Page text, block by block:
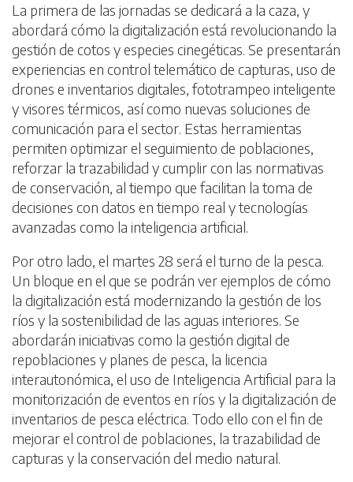
La primera de las jornadas se dedicará a la caza, y
abordará cómo la digitalización está revolucionando la
gestión de cotos y especies cinegéticas. Se presentarán
experiencias en control telemático de capturas, uso de
drones e inventarios digitales, fototrampeo inteligente
y visores térmicos, así como nuevas soluciones de
comunicación para el sector. Estas herramientas
permiten optimizar el seguimiento de poblaciones,
reforzar la trazabilidad y cumplir con las normativas
de conservación, al tiempo que facilitan la toma de
decisiones con datos en tiempo real y tecnologías
avanzadas como la inteligencia artificial.
Por otro lado, el martes 28 será el turno de la pesca.
Un bloque en el que se podrán ver ejemplos de cómo
la digitalización está modernizando la gestión de los
ríos y la sostenibilidad de las aguas interiores. Se
abordarán iniciativas como la gestión digital de
repoblaciones y planes de pesca, la licencia
interautonómica, el uso de Inteligencia Artificial para la
monitorización de eventos en ríos y la digitalización de
inventarios de pesca eléctrica. Todo ello con el fin de
mejorar el control de poblaciones, la trazabilidad de
capturas y la conservación del medio natural.